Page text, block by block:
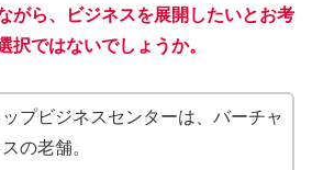
がら、ビジネスを展開したいとお考
択ではないでしょうか。
プビジネスセンターは、バーチャ
の老舗。